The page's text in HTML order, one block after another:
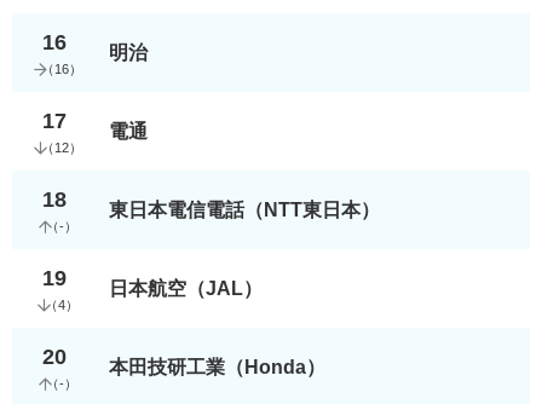
16
（ 16）
明治
17
（ 12）
電通
18
（-）
東日本電信電話（NTT東日本）
19
（4）
日本航空（JAL）
20
（-）
本田技研工業（Honda）